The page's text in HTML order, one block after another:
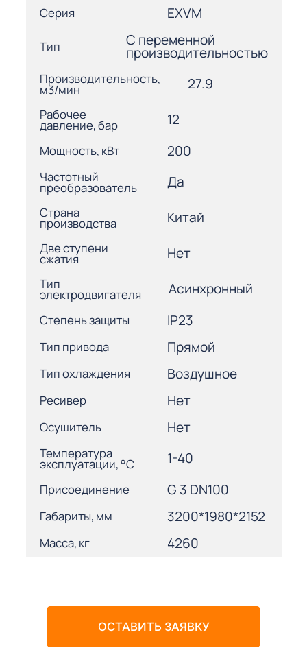
Серия EXVM
Тип С переменной
производительностью
Производительность,
м3/мин 27.9
Рабочее
давление, бар 12
Мощность, кВт 200
Частотный
преобразователь Да
Страна
производства Китай
Две ступени
сжатия Нет
Тип
электродвигателя Асинхронный
Степень защиты IP23
Тип привода Прямой
Тип охлаждения Воздушное
Ресивер Нет
Осушитель Нет
Температура
эксплуатации, °С 1-40
Присоединение G 3 DN100
Габариты, мм 3200*1980*2152
Масса, кг 4260
ОСТАВИТЬ ЗАЯВКУ